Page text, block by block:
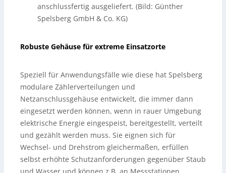
anschlussfertig ausgeliefert. (Bild: Günther
Spelsberg GmbH & Co. KG)
Robuste Gehäuse für extreme Einsatzorte
Speziell für Anwendungsfälle wie diese hat Spelsberg
modulare Zählerverteilungen und
Netzanschlussgehäuse entwickelt, die immer dann
eingesetzt werden können, wenn in rauer Umgebung
elektrische Energie eingespeist, bereitgestellt, verteilt
und gezählt werden muss. Sie eignen sich für
Wechsel- und Drehstrom gleichermaßen, erfüllen
selbst erhöhte Schutzanforderungen gegenüber Staub